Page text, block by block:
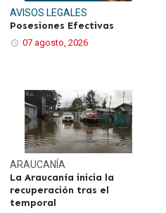
AVISOS LEGALES
Posesiones Efectivas
07 agosto, 2026
ARAUCANÍA
La Araucanía inicia la
recuperación tras el
temporal